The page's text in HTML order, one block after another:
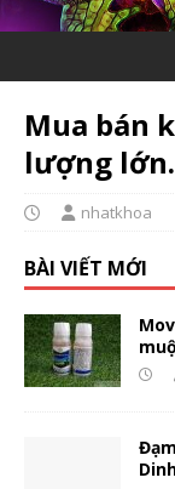
Mua bán
lượng lớn.
nhatkhoa
BÀI VIẾT MỚI